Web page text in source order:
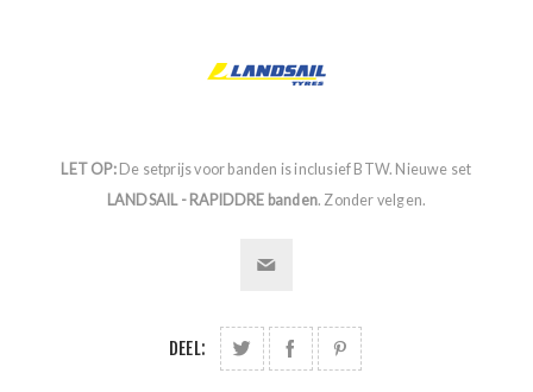
LET OP:De setprijs voor banden is inclusief BTW. Nieuwe set
LANDSAIL - RAPIDDRE banden. Zonder velgen.
DEEL: